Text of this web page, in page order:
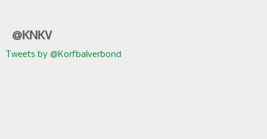
@KNKV
Tweets by @Korfbalverbond